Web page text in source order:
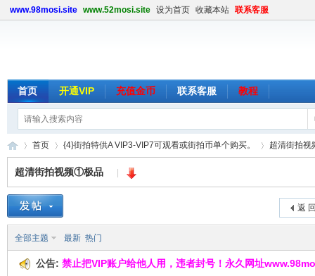
www.98mosi.site www.52mosi.site 设为首页 收藏本站 联系客服
首页 开通VIP 充值金币 联系客服 教程
»
首页
›
{4}街拍特供A VIP3-VIP7可观看或街拍币单个购买。 超清街拍
超清街拍视频①极品
返
全部主题 最新 热门
公告: 禁止把VIP账户给他人用，违者封号！永久网址